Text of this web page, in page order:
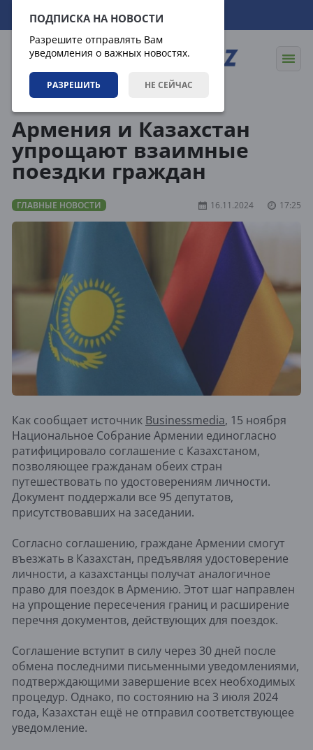
ПОДПИСКА НА НОВОСТИ
Разрешите отправлять Вам
уведомления о важных новостях.
РАЗРЕШИТЬ НЕ СЕЙЧАС
06.08.2026 19:47:59
Армения и Казахстан
упрощают взаимные
поездки граждан
ГЛАВНЫЕ НОВОСТИ 16.11.2024 17:25
Как сообщает источник Businessmedia, 15 ноября
Национальное Собрание Армении единогласно
ратифицировало соглашение с Казахстаном,
позволяющее гражданам обеих стран
путешествовать по удостоверениям личности.
Документ поддержали все 95 депутатов,
присутствовавших на заседании.
Согласно соглашению, граждане Армении смогут
въезжать в Казахстан, предъявляя удостоверение
личности, а казахстанцы получат аналогичное
право для поездок в Армению. Этот шаг направлен
на упрощение пересечения границ и расширение
перечня документов, действующих для поездок.
Соглашение вступит в силу через 30 дней после
обмена последними письменными уведомлениями,
подтверждающими завершение всех необходимых
процедур. Однако, по состоянию на 3 июля 2024
года, Казахстан ещё не отправил соответствующее
уведомление.